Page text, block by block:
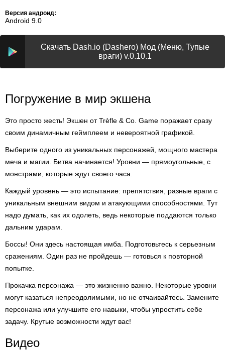
Версия андроид:
Android 9.0
Скачать Dash.io (Dashero) Мод (Меню, Тупые
враги) v.0.10.1
Погружение в мир экшена
Это просто жесть! Экшен от Trèfle & Co. Game поражает сразу
своим динамичным геймплеем и невероятной графикой.
Выберите одного из уникальных персонажей, мощного мастера
меча и магии. Битва начинается! Уровни — прямоугольные, с
монстрами, которые ждут своего часа.
Каждый уровень — это испытание: препятствия, разные враги с
уникальным внешним видом и атакующими способностями. Тут
надо думать, как их одолеть, ведь некоторые поддаются только
дальним ударам.
Боссы! Они здесь настоящая имба. Подготовьтесь к серьезным
сражениям. Один раз не пройдешь — готовься к повторной
попытке.
Прокачка персонажа — это жизненно важно. Некоторые уровни
могут казаться непреодолимыми, но не отчаивайтесь. Замените
персонажа или улучшите его навыки, чтобы упростить себе
задачу. Крутые возможности ждут вас!
Видео